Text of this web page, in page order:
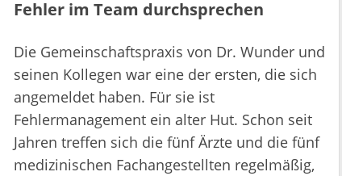
Fehler im Team durchsprechen
Die Gemeinschaftspraxis von Dr. Wunder und
seinen Kollegen war eine der ersten, die sich
angemeldet haben. Für sie ist
Fehlermanagement ein alter Hut. Schon seit
Jahren treffen sich die fünf Ärzte und die fünf
medizinischen Fachangestellten regelmäßig,